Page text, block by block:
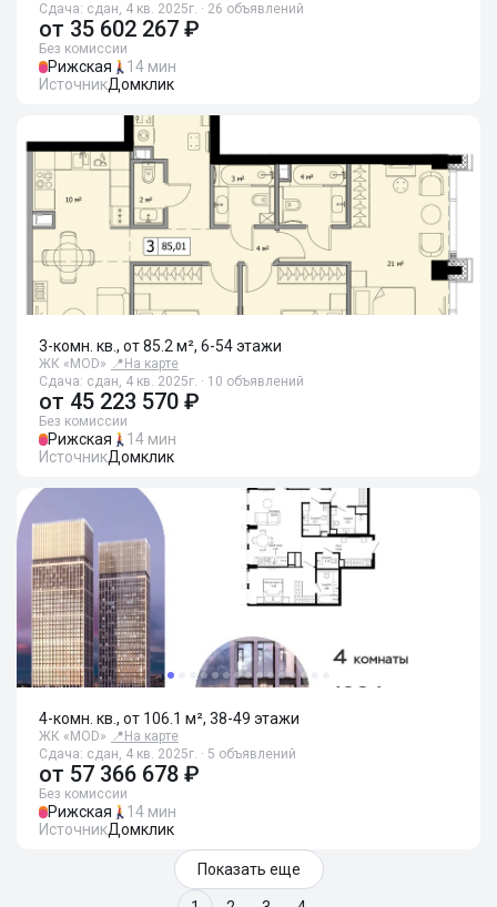
Сдача: сдан, 4 кв. 2025г. · 26 объявлений
от 35 602 267 ₽
Без комиссии
Рижская
14 мин
ИсточникДомклик
3-комн. кв., от 85.2 м², 6-54 этажи
ЖК «MOD» 📍 На карте
Сдача: сдан, 4 кв. 2025г. · 10 объявлений
от 45 223 570 ₽
Без комиссии
Рижская
14 мин
ИсточникДомклик
4-комн. кв., от 106.1 м², 38-49 этажи
ЖК «MOD» 📍 На карте
Сдача: сдан, 4 кв. 2025г. · 5 объявлений
от 57 366 678 ₽
Без комиссии
Рижская
14 мин
ИсточникДомклик
Показать еще